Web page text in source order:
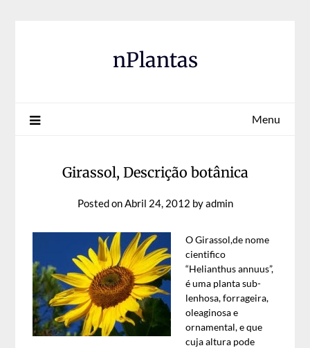
nPlantas
Menu
Girassol, Descrição botânica
Posted onAbril 24, 2012 byadmin
O Girassol,de nome
cientifico
“Helianthus annuus”,
é uma planta sub-
lenhosa, forrageira,
oleaginosa e
ornamental, e que
cuja altura pode